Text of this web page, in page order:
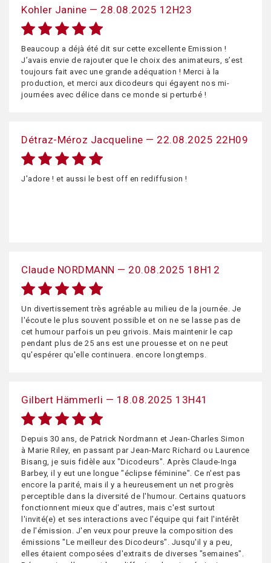
Kohler Janine — 28.08.2025 12H23
Beaucoup a déjà été dit sur cette excellente Emission !
J’avais envie de rajouter que le choix des animateurs, s’est
toujours fait avec une grande adéquation ! Merci à la
production, et merci aux dicodeurs qui égayent nos mi-
journées avec délice dans ce monde si perturbé !
Détraz-Méroz Jacqueline — 22.08.2025 22H09
J'adore ! et aussi le best off en rediffusion !
Claude NORDMANN — 20.08.2025 18H12
Un divertissement très agréable au milieu de la journée. Je
l'écoute le plus souvent possible et on ne se lasse pas de
cet humour parfois un peu grivois. Mais maintenir le cap
pendant plus de 25 ans est une prouesse et on ne peut
qu'espérer qu'elle continuera. encore longtemps.
Gilbert Hämmerli — 18.08.2025 13H41
Depuis 30 ans, de Patrick Nordmann et Jean-Charles Simon
à Marie Riley, en passant par Jean-Marc Richard ou Laurence
Bisang, je suis fidèle aux "Dicodeurs". Après Claude-Inga
Barbey, il y eut une longue "éclipse féminine". Ce n'est pas
encore la parité, mais il y a heureusement un net progrès
perceptible dans la diversité de l'humour. Certains quatuors
fonctionnent mieux que d'autres, mais c'est surtout
l'invité(e) et ses interactions avec l'équipe qui fait l'intérêt
de l'émission. J'en veux pour preuve la composition des
émissions "Le meilleur des Dicodeurs". Jusqu'il y a peu,
elles étaient composées d'extraits de diverses "semaines".